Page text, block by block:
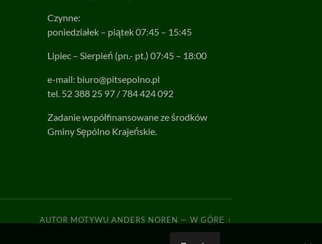
Czynne:
poniedziałek – piątek 07:45 – 15:45
Lipiec – Sierpień (pn.- pt.) 07:45 – 18:00
e-mail: biuro@pitsepolno.pl
tel. 52 388 25 97 / 784 424 092
Zadanie współfinansowane ze środków
Gminy Sępólno Krajeńskie.
AUTOR MOTYWU ANDERS NOREN — W GÓRĘ ↑